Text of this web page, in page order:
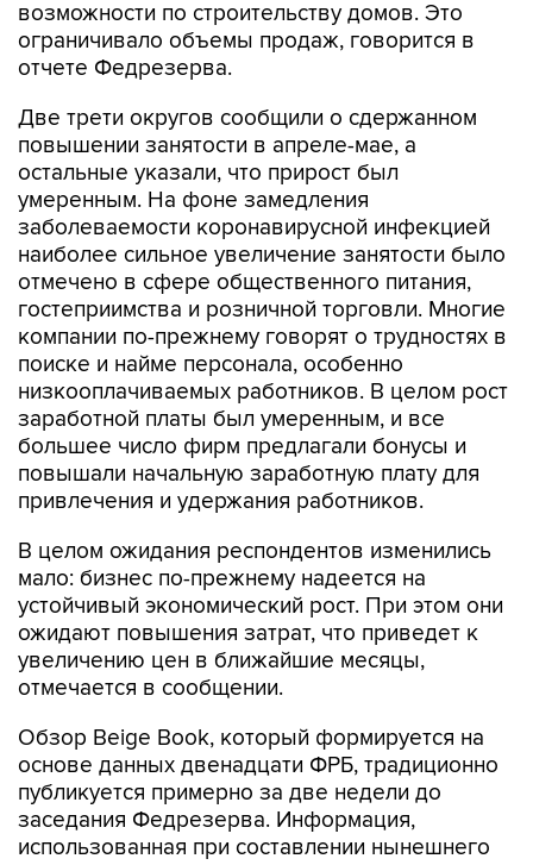
возможности по строительству домов. Это
ограничивало объемы продаж, говорится в
отчете Федрезерва.
Две трети округов сообщили о сдержанном
повышении занятости в апреле-мае, а
остальные указали, что прирост был
умеренным. На фоне замедления
заболеваемости коронавирусной инфекцией
наиболее сильное увеличение занятости было
отмечено в сфере общественного питания,
гостеприимства и розничной торговли. Многие
компании по-прежнему говорят о трудностях в
поиске и найме персонала, особенно
низкооплачиваемых работников. В целом рост
заработной платы был умеренным, и все
большее число фирм предлагали бонусы и
повышали начальную заработную плату для
привлечения и удержания работников.
В целом ожидания респондентов изменились
мало: бизнес по-прежнему надеется на
устойчивый экономический рост. При этом они
ожидают повышения затрат, что приведет к
увеличению цен в ближайшие месяцы,
отмечается в сообщении.
Обзор Beige Book, который формируется на
основе данных двенадцати ФРБ, традиционно
публикуется примерно за две недели до
заседания Федрезерва. Информация,
использованная при составлении нынешнего